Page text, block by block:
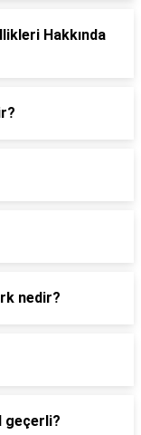
Hakkında
nedir?
geçerli?